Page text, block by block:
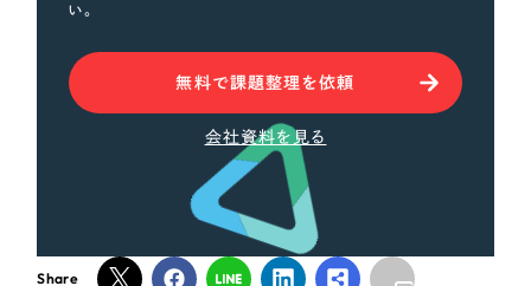
い。
無料で課題整理を依頼
会社資料を見る
Share